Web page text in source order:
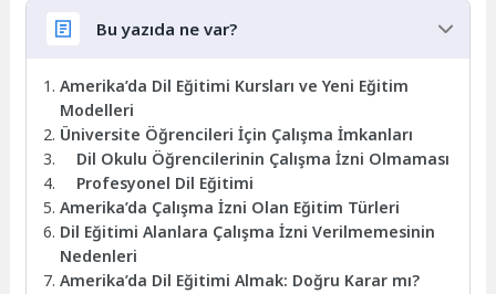
Bu yazıda ne var?
Amerika’da Dil Eğitimi Kursları ve Yeni Eğitim
Modelleri
Üniversite Öğrencileri İçin Çalışma İmkanları
Dil Okulu Öğrencilerinin Çalışma İzni Olmaması
Profesyonel Dil Eğitimi
Amerika’da Çalışma İzni Olan Eğitim Türleri
Dil Eğitimi Alanlara Çalışma İzni Verilmemesinin
Nedenleri
Amerika’da Dil Eğitimi Almak: Doğru Karar mı?